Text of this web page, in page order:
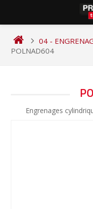
content
04 -
POLNAD604
Engrenages